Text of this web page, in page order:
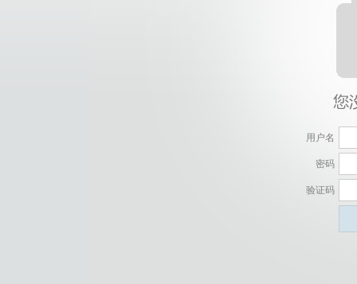
用户名
密码
验证码